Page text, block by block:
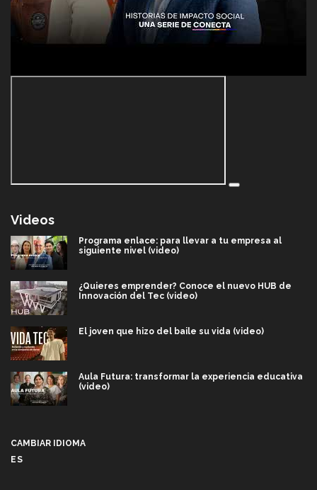
Videos
Programa enlace: para llevar a tu empresa al
siguiente nivel (video)
¿Quieres emprender? Conoce el nuevo HUB de
Innovación del Tec (video)
El joven que hizo del baile su vida (video)
Aula Futura: transformar la experiencia educativa
(video)
CAMBIAR IDIOMA
ES